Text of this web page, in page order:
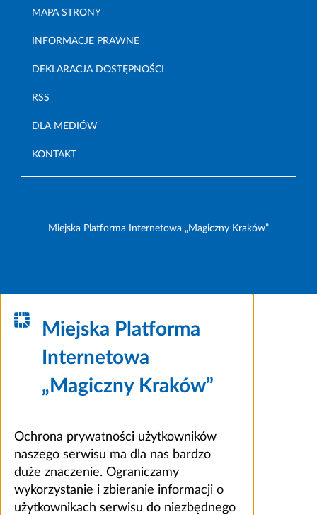
MAPA STRONY
INFORMACJE PRAWNE
DEKLARACJA DOSTĘPNOŚCI
RSS
DLA MEDIÓW
KONTAKT
Miejska Platforma Internetowa „Magiczny Kraków”
Miejska Platforma
Internetowa
„Magiczny Kraków”
Ochrona prywatności użytkowników
naszego serwisu ma dla nas bardzo
duże znaczenie. Ograniczamy
wykorzystanie i zbieranie informacji o
użytkownikach serwisu do niezbędnego